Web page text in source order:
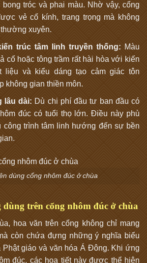
bong tróc và phai màu. Nhờ vậy, cổng
vẻ cổ kính, trang trọng mà không
xuyên.
trúc tâm linh truyền thống: Màu
cổ hoặc tông trầm rất hài hòa với kiến
liệu và kiểu dáng tạo cảm giác tôn
không gian thiền môn.
lâu dài: Dù chi phí đầu tư ban đầu có
đúc có tuổi thọ lớn. Điều này phù
công trình tâm linh hướng đến sự bền
dùng cổng nhôm đúc ở chùa
trên cổng nhôm đúc ở chùa
hoa văn trên cổng không chỉ mang
còn chứa đựng những ý nghĩa biểu
giáo và văn hóa Á Đông. Khi ứng
đúc, các họa tiết này được thể hiện